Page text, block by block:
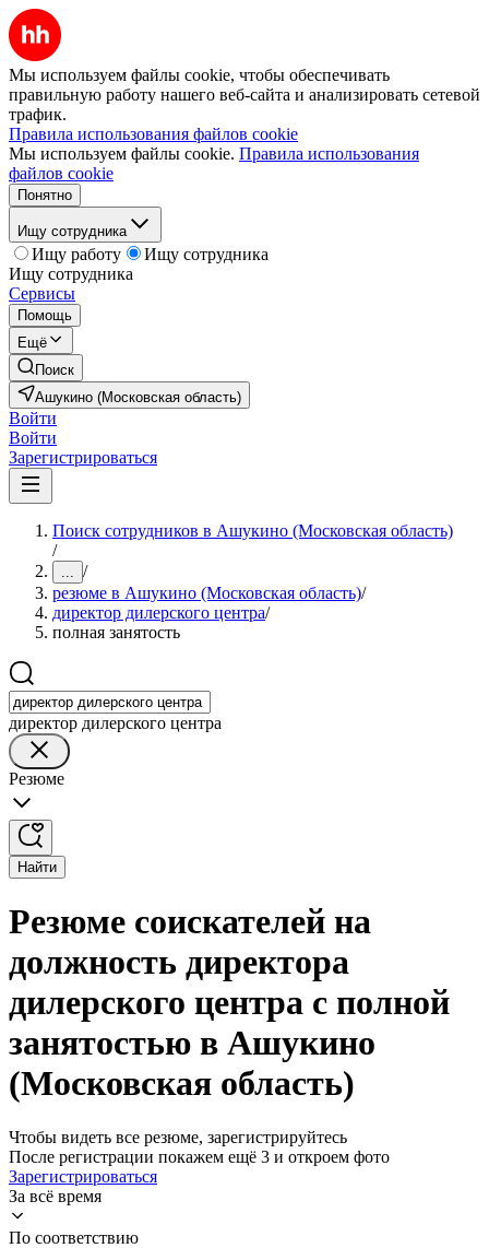
Мы используем файлы cookie, чтобы обеспечивать
правильную работу нашего веб-сайта и анализировать сетевой
трафик.
Правила использования файлов cookie
Мы используем файлы cookie. Правила использования
файлов cookie
Понятно
Ищу сотрудника
Ищу работу
Ищу сотрудника
Ищу сотрудника
Сервисы
Помощь
Ещё
Поиск
Ашукино (Московская область)
Войти
Войти
Зарегистрироваться
Поиск сотрудников в Ашукино (Московская область)
/
... /
резюме в Ашукино (Московская область)/
директор дилерского центра/
полная занятость
директор дилерского центра
Резюме
Найти
Резюме соискателей на
должность директора
дилерского центра с полной
занятостью в Ашукино
(Московская область)
Чтобы видеть все резюме, зарегистрируйтесь
После регистрации покажем ещё 3 и откроем фото
Зарегистрироваться
За всё время
По соответствию